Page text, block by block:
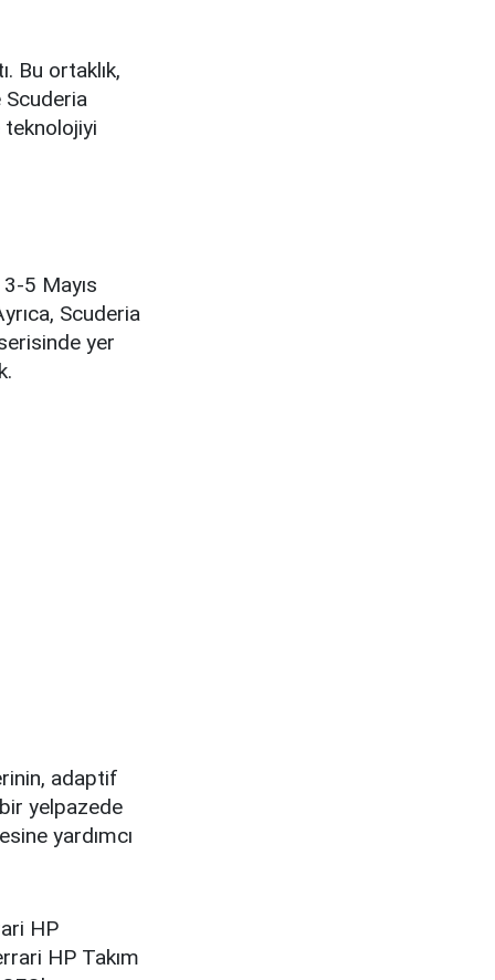
Bu ortaklık,
Scuderia
5 Mayıs
Scuderia
yer
adaptif
yelpazede
yardımcı
HP
HP Takım